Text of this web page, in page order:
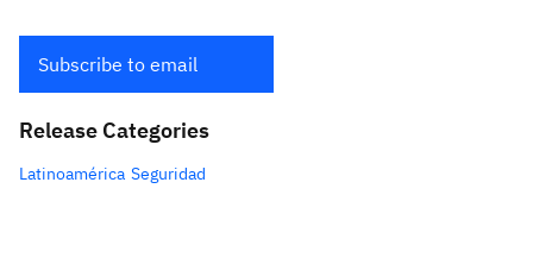
Subscribe to email
Release Categories
Latinoamérica Seguridad